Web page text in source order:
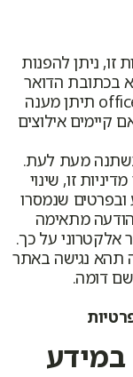
זו, ניתן להפנות
בכתובת הדואר
האלקטרוני office@delta-project.co.il תיתן מענה
אם קיימים אילוצים
מעת לעת.
זו, שינוי
ובפרטים שנמסרו
מתאימה
אלקטרוני על כך.
תהא נגישה באתר
דומה.